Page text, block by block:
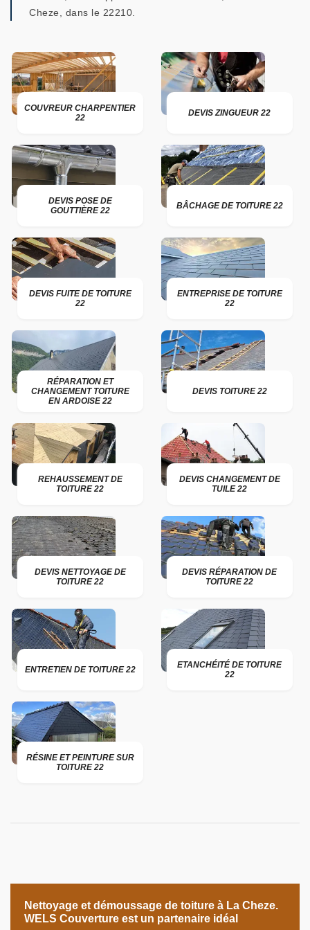
Cheze, dans le 22210.
COUVREUR CHARPENTIER
22
DEVIS ZINGUEUR 22
DEVIS POSE DE
GOUTTIÈRE 22
BÂCHAGE DE TOITURE 22
DEVIS FUITE DE TOITURE
22
ENTREPRISE DE TOITURE
22
RÉPARATION ET
CHANGEMENT TOITURE
EN ARDOISE 22
DEVIS TOITURE 22
REHAUSSEMENT DE
TOITURE 22
DEVIS CHANGEMENT DE
TUILE 22
DEVIS NETTOYAGE DE
TOITURE 22
DEVIS RÉPARATION DE
TOITURE 22
ENTRETIEN DE TOITURE 22
ETANCHÉITÉ DE TOITURE
22
RÉSINE ET PEINTURE SUR
TOITURE 22
Nettoyage et démoussage de toiture à La Cheze.
WELS Couverture est un partenaire idéal